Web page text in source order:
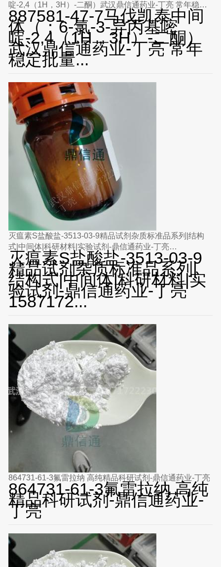
啶-2,4（1H，3H）-二酮）武汉鼎信通药业-丁亮 常年稳定
批量生产工艺，支持技术合作
887581-47-7马伐凯泰中间
体（：6-氯-3-异丙基嘧
啶-2,4（1H，3H）-二酮）
武汉鼎信通药业-丁亮 常年
稳定批量...
灭瘟素S盐酸盐-3513-03-9精品试剂杂质标准品系列|结构
式|中间体|科研材料|实验试剂-鼎信通药业-丁亮
1587172223
灭瘟素S盐酸盐-3513-03-9
精品试剂杂质标准品系列|
结构式|中间体|科研材料|实
验试剂-鼎信通药业-丁亮
1587172...
864731-61-3氟雷拉纳 高纯精品科研试剂-鼎信通药业-丁亮
864731-61-3氟雷拉纳 高纯
精品科研试剂-鼎信通药业-
丁亮